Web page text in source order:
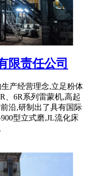
限责任公司
产经营理念,立足粉体
、6R系列雷蒙机,高起
沿,研制出了具有国际
型立式磨,JL流化床